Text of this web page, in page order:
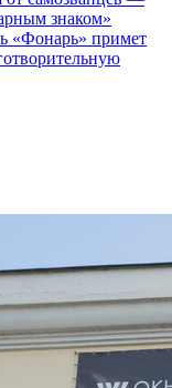
знаком»
«Фонарь» примет